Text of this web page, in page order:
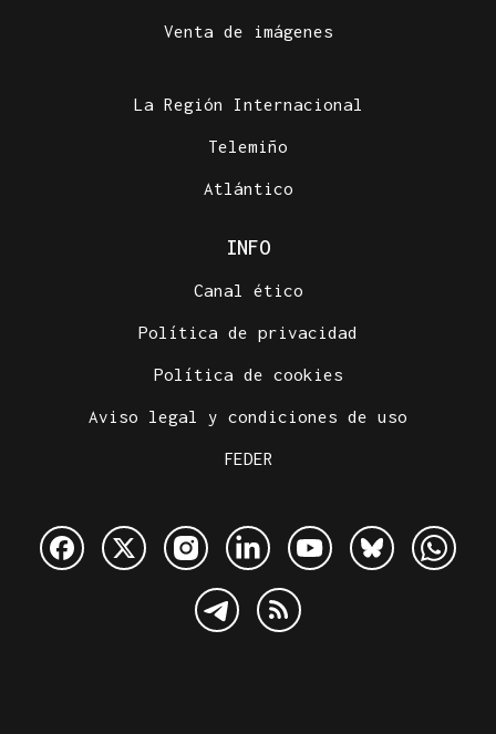
Venta de imágenes
La Región Internacional
Telemiño
Atlántico
INFO
Canal ético
Política de privacidad
Política de cookies
Aviso legal y condiciones de uso
FEDER